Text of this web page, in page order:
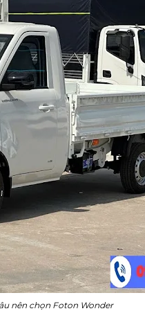
nên chọn Foton Wonder